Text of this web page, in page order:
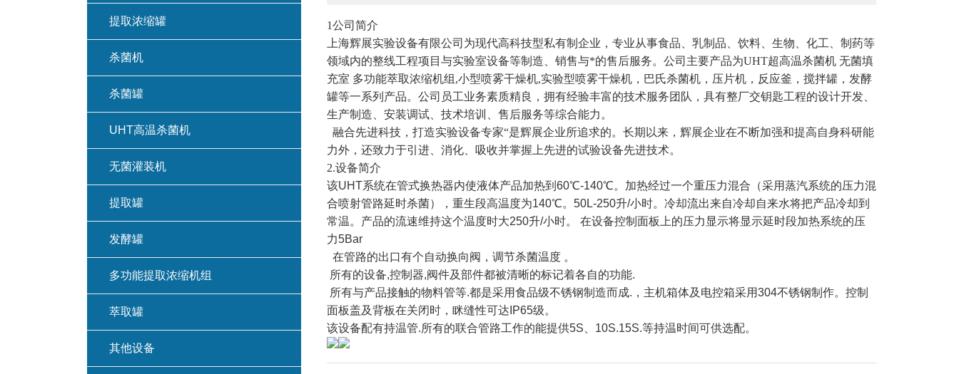
1公司简介
上海辉展实验设备有限公司为现代高科技型私有制企业，专业从事食品、乳制品、饮料、生物、化工、制药等
领域内的整线工程项目与实验室设备等制造、销售与*的售后服务。公司主要产品为UHT超高温杀菌机 无菌填
充室 多功能萃取浓缩机组,小型喷雾干燥机,实验型喷雾干燥机，巴氏杀菌机，压片机，反应釜，搅拌罐，发酵
罐等一系列产品。公司员工业务素质精良，拥有经验丰富的技术服务团队，具有整厂交钥匙工程的设计开发、
生产制造、安装调试、技术培训、售后服务等综合能力。
融合先进科技，打造实验设备专家“是辉展企业所追求的。长期以来，辉展企业在不断加强和提高自身科研能
力外，还致力于引进、消化、吸收并掌握上先进的试验设备先进技术。
2.设备简介
该UHT系统在管式换热器内使液体产品加热到60℃-140℃。加热经过一个重压力混合（采用蒸汽系统的压力混
合喷射管路延时杀菌），重生段高温度为140℃。50L-250升/小时。冷却流出来自冷却自来水将把产品冷却到
常温。产品的流速维持这个温度时大250升/小时。 在设备控制面板上的压力显示将显示延时段加热系统的压
力5Bar
在管路的出口有个自动换向阀，调节杀菌温度 。
所有的设备,控制器,阀件及部件都被清晰的标记着各自的功能.
所有与产品接触的物料管等.都是采用食品级不锈钢制造而成.，主机箱体及电控箱采用304不锈钢制作。控制
面板盖及背板在关闭时，眯缝性可达IP65级。
该设备配有持温管.所有的联合管路工作的能提供5S、10S.15S.等持温时间可供选配。
提取浓缩罐
杀菌机
杀菌罐
UHT高温杀菌机
无菌灌装机
提取罐
发酵罐
多功能提取浓缩机组
萃取罐
其他设备